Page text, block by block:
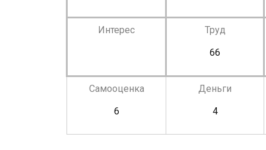
Интерес
Труд
66
Самооценка
6
Деньги
4